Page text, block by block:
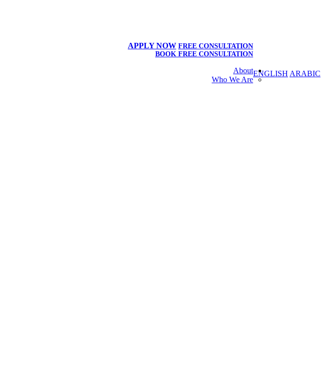
ENGLISH ARABIC
APPLY NOW FREE CONSULTATION
BOOK FREE CONSULTATION
About
Who We Are